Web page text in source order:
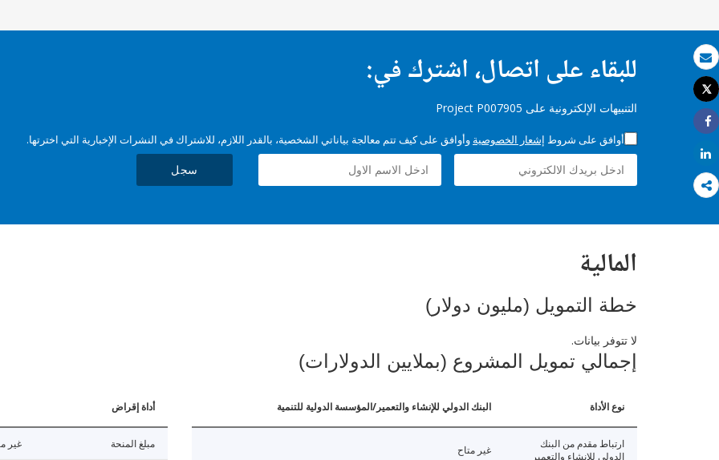
بريد الكتروني
طباعة
Tweet
Share
Share
للبقاء على اتصال، اشترك في:
التنبيهات الإلكترونية على Project P007905
أوافق على شروط إشعار الخصوصية وأوافق على كيف تتم معالجة بياناتي الشخصية، بالقدر اللازم، للاشتراك في النشرات الإخبارية التي اخترتها.
سجل
المالية
خطة التمويل (مليون دولار)
لا تتوفر بيانات.
إجمالي تمويل المشروع (بملايين الدولارات)
نوع الأداة البنك الدولي للإنشاء والتعمير/المؤسسة الدولية للتنمية
ارتباط مقدم من البنك
الدولي للإنشاء والتعمير
غير متاح
أداة إقراض
مبلغ المنحة غير